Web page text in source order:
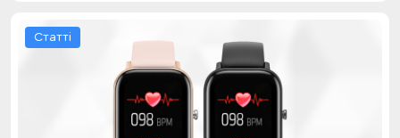
Статті